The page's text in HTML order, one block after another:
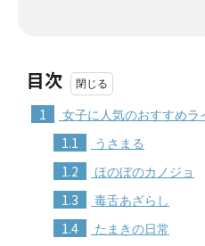
目次
1 女子に人気のおすすめラ
1.1 うさまる
1.2 ほのぼのカノジョ
1.3 毒舌あざらし
1.4 たまきの日常